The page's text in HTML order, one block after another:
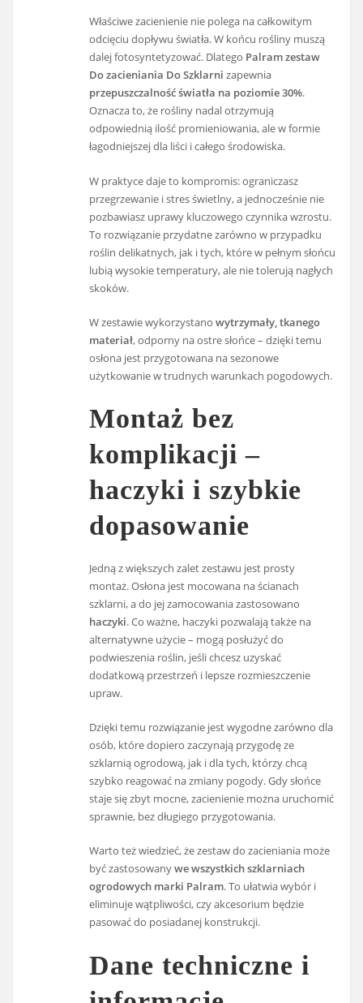
Właściwe zacienienie nie polega na całkowitym
odcięciu dopływu światła. W końcu rośliny muszą
dalej fotosyntetyzować. Dlatego Palram zestaw
Do zacieniania Do Szklarni zapewnia
przepuszczalność światła na poziomie 30%.
Oznacza to, że rośliny nadal otrzymują
odpowiednią ilość promieniowania, ale w formie
łagodniejszej dla liści i całego środowiska.
W praktyce daje to kompromis: ograniczasz
przegrzewanie i stres świetlny, a jednocześnie nie
pozbawiasz uprawy kluczowego czynnika wzrostu.
To rozwiązanie przydatne zarówno w przypadku
roślin delikatnych, jak i tych, które w pełnym słońcu
lubią wysokie temperatury, ale nie tolerują nagłych
skoków.
W zestawie wykorzystanowytrzymały, tkanego
materiał, odporny na ostre słońce – dzięki temu
osłona jest przygotowana na sezonowe
użytkowanie w trudnych warunkach pogodowych.
Montaż bez
komplikacji –
haczyki i szybkie
dopasowanie
Jedną z większych zalet zestawu jest prosty
montaż. Osłona jest mocowana na ścianach
szklarni, a do jej zamocowania zastosowano
haczyki. Co ważne, haczyki pozwalają także na
alternatywne użycie – mogą posłużyć do
podwieszenia roślin, jeśli chcesz uzyskać
dodatkową przestrzeń i lepsze rozmieszczenie
upraw.
Dzięki temu rozwiązanie jest wygodne zarówno dla
osób, które dopiero zaczynają przygodę ze
szklarnią ogrodową, jak i dla tych, którzy chcą
szybko reagować na zmiany pogody. Gdy słońce
staje się zbyt mocne, zacienienie można uruchomić
sprawnie, bez długiego przygotowania.
Warto też wiedzieć, że zestaw do zacieniania może
być zastosowanywe wszystkich szklarniach
ogrodowych marki Palram. To ułatwia wybór i
eliminuje wątpliwości, czy akcesorium będzie
pasować do posiadanej konstrukcji.
Dane techniczne i